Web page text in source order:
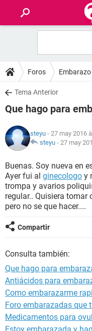
FORUMS
SALUD
FAMILIA
NUTRICIÓN
BIENESTAR
SEXUALIDAD
GLOSARIO
Foros Embarazo
Tema Anterior
Que hago para
steyu - 27 may 2016
steyu - 27 may
Buenas. Soy nueva en
Ayer fui al ginecologo y
trompa y avarios
regular.. Quisiera tomar
pero no se que hacer....
Compartir
Consulta también:
Que hago para
Antiácidos para
Como embarazarme
Foro embarazadas que
Medicamentos para